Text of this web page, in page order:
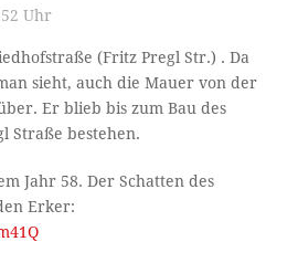
Uhr
(Fritz Pregl Str.) . Da
sieht, auch die Mauer von der
Er blieb bis zum Bau des
Straße bestehen.
Jahr 58. Der Schatten des
Erker: